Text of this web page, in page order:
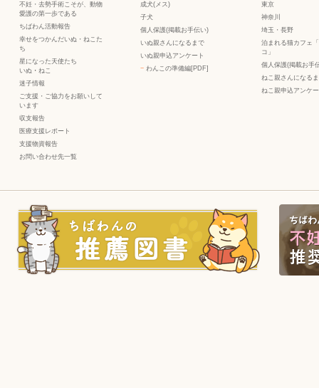
不妊・去勢手術こそが、動物
愛護の第一歩である
ちばわん活動報告
幸せをつかんだいぬ・ねこた
ち
星になった天使たち
いぬ ・ ねこ
迷子情報
ご支援・ご協力をお願いして
います
収支報告
医療支援レポート
支援物資報告
お問い合わせ先一覧
成犬(メス)
子犬
個人保護(掲載お手伝い)
いぬ親さんになるまで
いぬ親申込アンケート
− わんこの準備編[PDF]
東京
神奈川
埼玉・長野
泊まれる猫カフェ
コ」
個人保護(掲載お手
ねこ親さんになる
ねこ親申込アンケ